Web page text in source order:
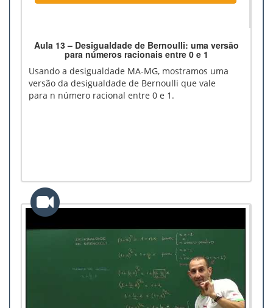
Aula 13 – Desigualdade de Bernoulli: uma versão
para números racionais entre 0 e 1
Usando a desigualdade MA-MG, mostramos uma
versão da desigualdade de Bernoulli que vale
para n número racional entre 0 e 1.